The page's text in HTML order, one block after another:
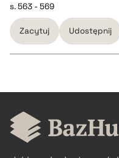
pobierz cytat
s. 563 - 569
Zacytuj Udostępnij
CZYSTY TEKST
pobierz cytat